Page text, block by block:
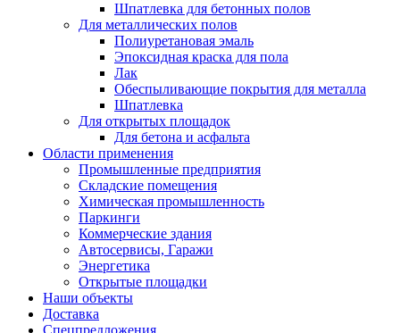
Шпатлевка для бетонных полов
Для металлических полов
Полиуретановая эмаль
Эпоксидная краска для пола
Лак
Обеспыливающие покрытия для металла
Шпатлевка
Для открытых площадок
Для бетона и асфальта
Области применения
Промышленные предприятия
Складские помещения
Химическая промышленность
Паркинги
Коммерческие здания
Автосервисы, Гаражи
Энергетика
Открытые площадки
Наши объекты
Доставка
Спецпредложения